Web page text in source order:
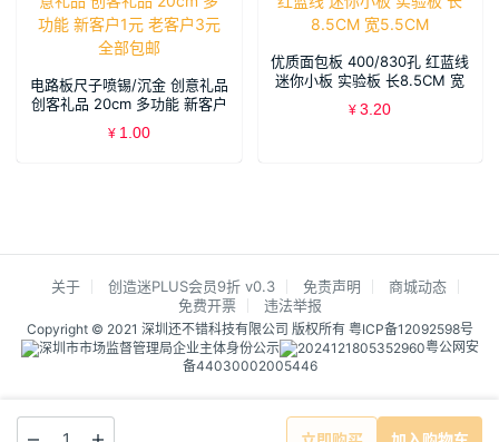
电路板尺子喷锡/沉金 创意礼品
创客礼品 20cm 多功能 新客户
1元 老客户3元 全部包邮
¥ 1.00
优质面包板 400/830孔 红蓝线
迷你小板 实验板 长8.5CM 宽
5.5CM
¥ 3.20
关于 创造迷PLUS会员9折 v0.3 免责声明
商城动态
免费开票
违法举报
Copyright © 2021 深圳还不错科技有限公司 版权所有 粤ICP备12092598号
粤公网安
备44030002005446